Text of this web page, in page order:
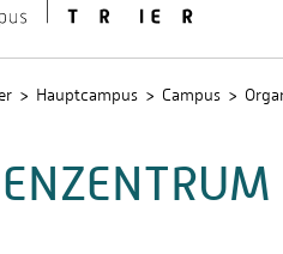
Hauptcampus Campus